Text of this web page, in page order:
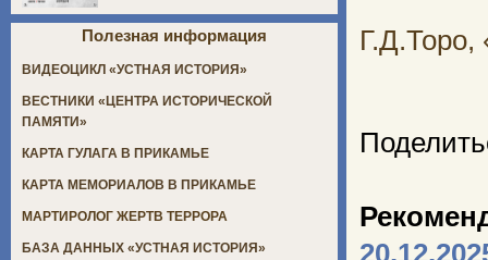
Г.Д.Торо,
Полезная информация
ВИДЕОЦИКЛ «УСТНАЯ ИСТОРИЯ»
ВЕСТНИКИ «ЦЕНТРА ИСТОРИЧЕСКОЙ
ПАМЯТИ»
КАРТА ГУЛАГА В ПРИКАМЬЕ
КАРТА МЕМОРИАЛОВ В ПРИКАМЬЕ
МАРТИРОЛОГ ЖЕРТВ ТЕРРОРА
БАЗА ДАННЫХ «УСТНАЯ ИСТОРИЯ»